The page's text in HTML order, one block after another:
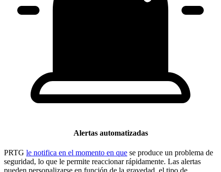
Alertas automatizadas
PRTG le notifica en el momento en que se produce un problema de
seguridad, lo que le permite reaccionar rápidamente. Las alertas
pueden personalizarse en función de la gravedad, el tipo de